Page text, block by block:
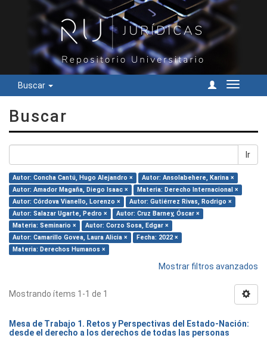
Buscar
Cambiar
Buscar
Ir
Autor: Concha Cantú, Hugo Alejandro ×
Autor: Ansolabehere, Karina ×
Autor: Amador Magaña, Diego Isaac ×
Materia: Derecho Internacional ×
Autor: Córdova Vianello, Lorenzo ×
Autor: Gutiérrez Rivas, Rodrigo ×
Autor: Salazar Ugarte, Pedro ×
Autor: Cruz Barney, Óscar ×
Materia: Seminario ×
Autor: Corzo Sosa, Edgar ×
Autor: Camarillo Govea, Laura Alicia ×
Fecha: 2022 ×
Materia: Derechos Humanos ×
Mostrar filtros avanzados
Mostrando ítems 1-1 de 1
Mesa de Trabajo 1. Retos y Perspectivas del Estado-Nación:
desde el derecho a los derechos de todas las personas